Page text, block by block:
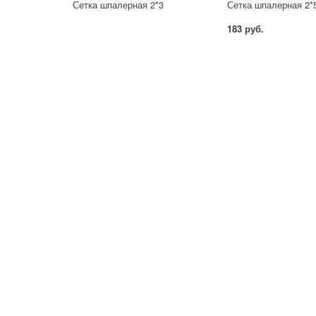
Сетка шпалерная 2*3
Сетка шпалерная
183 руб.